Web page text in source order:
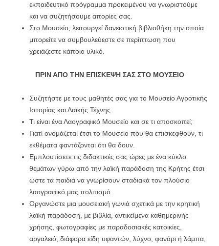
εκπαιδευτικό πρόγραμμα προκειμένου να γνωριστούμε
και να συζητήσουμε απορίες σας.
Στο Μουσείο, λειτουργεί δανειστική βιβλιοθήκη την οποία
μπορείτε να συμβουλεύεστε σε περίπτωση που
χρειάζεστε κάποιο υλικό.
ΠΡΙΝ ΑΠΟ ΤΗΝ ΕΠΙΣΚΕΨΗ ΣΑΣ ΣΤΟ ΜΟΥΣΕΙΟ
Συζητήστε με τους μαθητές σας για το Μουσείο Αγροτικής
Ιστορίας και Λαϊκής Τέχνης.
Τι είναι ένα Λαογραφικό Μουσείο και σε τι αποσκοπεί;
Γιατί ονομάζεται έτσι το Μουσείο που θα επισκεφθούν, τι
εκθέματα φαντάζονται ότι θα δουν.
Εμπλουτίσετε τις διδακτικές σας ώρες με ένα κύκλο
θεμάτων γύρω από την λαϊκή παράδοση της Κρήτης έτσι
ώστε τα παιδιά να γνωρίσουν σταδιακά τον πλούσιο
λαογραφικό μας πολιτισμό.
Οργανώστε μια μουσειακή γωνιά σχετικά με την κρητική
λαϊκή παράδοση, με βιβλία, αντικείμενα καθημερινής
χρήσης, φωτογραφίες με παραδοσιακές κατοικίες,
αργαλειό, διάφορα είδη υφαντών, λύχνο, φανάρι ή λάμπα,